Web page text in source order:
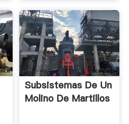
Subsistemas De Un
Molino De Martillos